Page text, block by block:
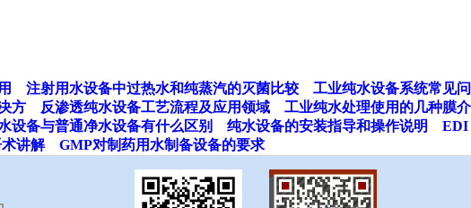
注射用水设备中过热水和纯蒸汽的灭菌比较
工业纯水设备系统常见问
方 反渗透纯水设备工艺流程及应用领域
工业纯水处理使用的几种膜介
设备与普通净水设备有什么区别 纯水设备的安装指导和操作说明
EDI
讲解 GMP对制药用水制备设备的要求